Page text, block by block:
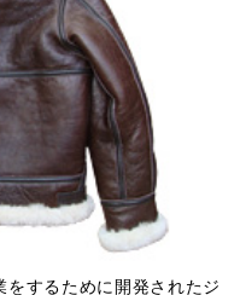
するために開発されたジ